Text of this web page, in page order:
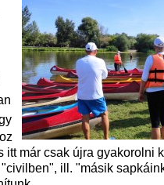
itt már csak újra gyakorolni
ill. "másik